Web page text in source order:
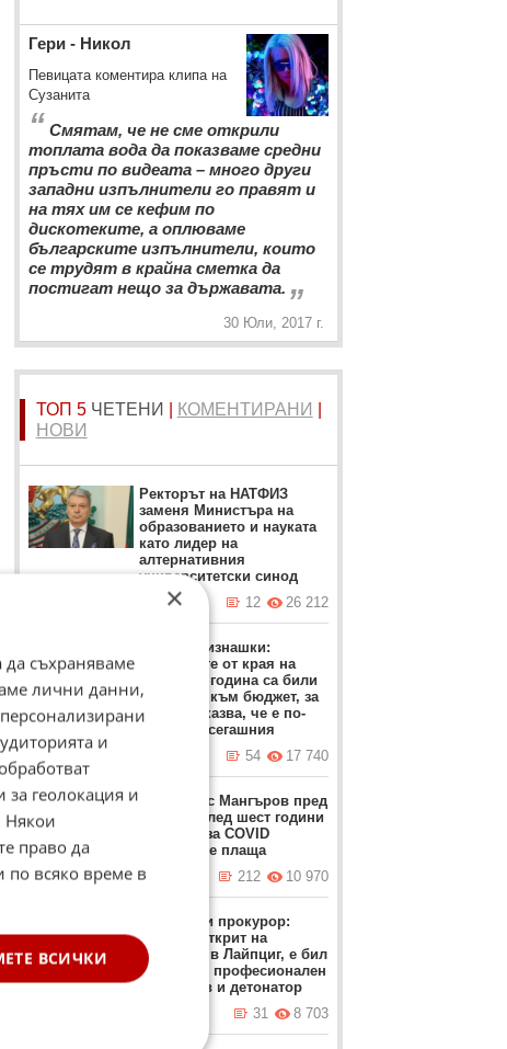
Гери - Никол
Певицата коментира клипа на
Сузанита
“ Смятам, че не сме открили
топлата вода да показваме средни
пръсти по видеата – много други
западни изпълнители го правят и
на тях им се кефим по
дискотеките, а оплюваме
българските изпълнители, които
се трудят в крайна сметка да
постигат нещо за държавата. „
30 Юли, 2017 г.
ТОП 5 ЧЕТЕНИ КОМЕНТИРАНИ
НОВИ
Ректорът на НАТФИЗ
заменя Министъра на
образованието и науката
като лидер на
алтернативния
университетски синод
26 212
12
Проф. Близнашки:
Протестите от края на
миналата година са били
насочени към бюджет, за
който се казва, че е по-
добър от сегашния
вчера в 22:05 ч.
17 740
54
Д-р Атанас Мангъров пред
ФАКТИ: След шест години
сметката за COVID
тепърва се плаща
днес в 09:02 ч.
10 970
212
Германски прокурор:
Дронът, открит на
летището в Лайпциг, е бил
снабден с професионален
експлозив и детонатор
8 703
31
×
съхраняваме
лични данни,
и
геолокация и
Някои
право да
по всяко време в
ВСИЧКИ